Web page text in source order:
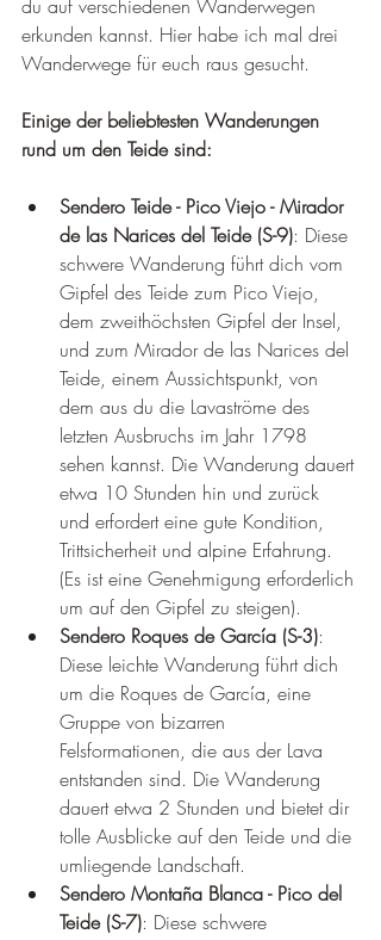
du auf verschiedenen Wanderwegen
erkunden kannst. Hier habe ich mal drei
Wanderwege für euch raus gesucht.
Einige der beliebtesten Wanderungen
rund um den Teide sind:
Sendero Teide - Pico Viejo - Mirador
de las Narices del Teide (S-9): Diese
schwere Wanderung führt dich vom
Gipfel des Teide zum Pico Viejo,
dem zweithöchsten Gipfel der Insel,
und zum Mirador de las Narices del
Teide, einem Aussichtspunkt, von
dem aus du die Lavaströme des
letzten Ausbruchs im Jahr 1798
sehen kannst. Die Wanderung dauert
etwa 10 Stunden hin und zurück
und erfordert eine gute Kondition,
Trittsicherheit und alpine Erfahrung.
(Es ist eine Genehmigung erforderlich
um auf den Gipfel zu steigen).
Sendero Roques de García (S-3):
Diese leichte Wanderung führt dich
um die Roques de García, eine
Gruppe von bizarren
Felsformationen, die aus der Lava
entstanden sind. Die Wanderung
dauert etwa 2 Stunden und bietet dir
tolle Ausblicke auf den Teide und die
umliegende Landschaft.
Sendero Montaña Blanca - Pico del
Teide (S-7): Diese schwere